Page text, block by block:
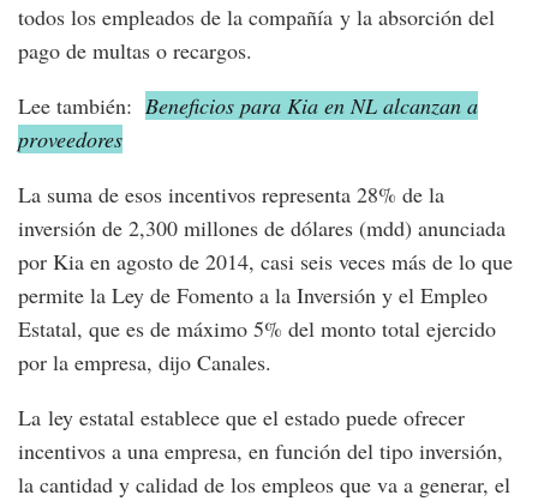
todos los empleados de la compañía y la absorción del
pago de multas o recargos.
Lee también: Beneficios para Kia en NL alcanzan a
proveedores
La suma de esos incentivos representa 28% de la
inversión de 2,300 millones de dólares (mdd) anunciada
por Kia en agosto de 2014, casi seis veces más de lo que
permite la Ley de Fomento a la Inversión y el Empleo
Estatal, que es de máximo 5% del monto total ejercido
por la empresa, dijo Canales.
La ley estatal establece que el estado puede ofrecer
incentivos a una empresa, en función del tipo inversión,
la cantidad y calidad de los empleos que va a generar, el